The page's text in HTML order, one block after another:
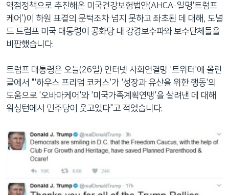
이
검
역점정책으로 추진해온 미국건강보험법안(AHCA·일명'트럼프
케어')이 하원 표결의 문턱조차 넘지 못하고 좌초된 데 대해, 도널
드 트럼프 미국 대통령이 공화당 내 강경보수파와 보수단체들을
비판했습니다.
트럼프 대통령은 오늘(26일) 인터넷 사회연결망 '트위터'에 올린
글에서 "'하우스 프리덤 코커스'가 '성장과 유산을 위한 행동'의
도움으로 '오바마케어'와 '미국가족계획연맹'을 살려낸 데 대해
워싱턴에서 민주당이 웃고있다"고 적었습니다.